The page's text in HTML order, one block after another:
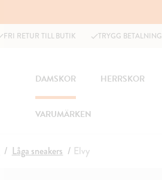
FRI RETUR TILL BUTIK TRYGG BETALNING
DAMSKOR HERRSKOR
VARUMÄRKEN
Låga sneakers Elvy